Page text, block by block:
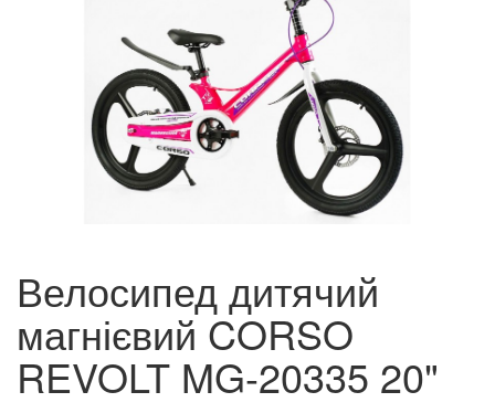
Велосипед дитячий
магнієвий CORSO
REVOLT MG-20335 20"